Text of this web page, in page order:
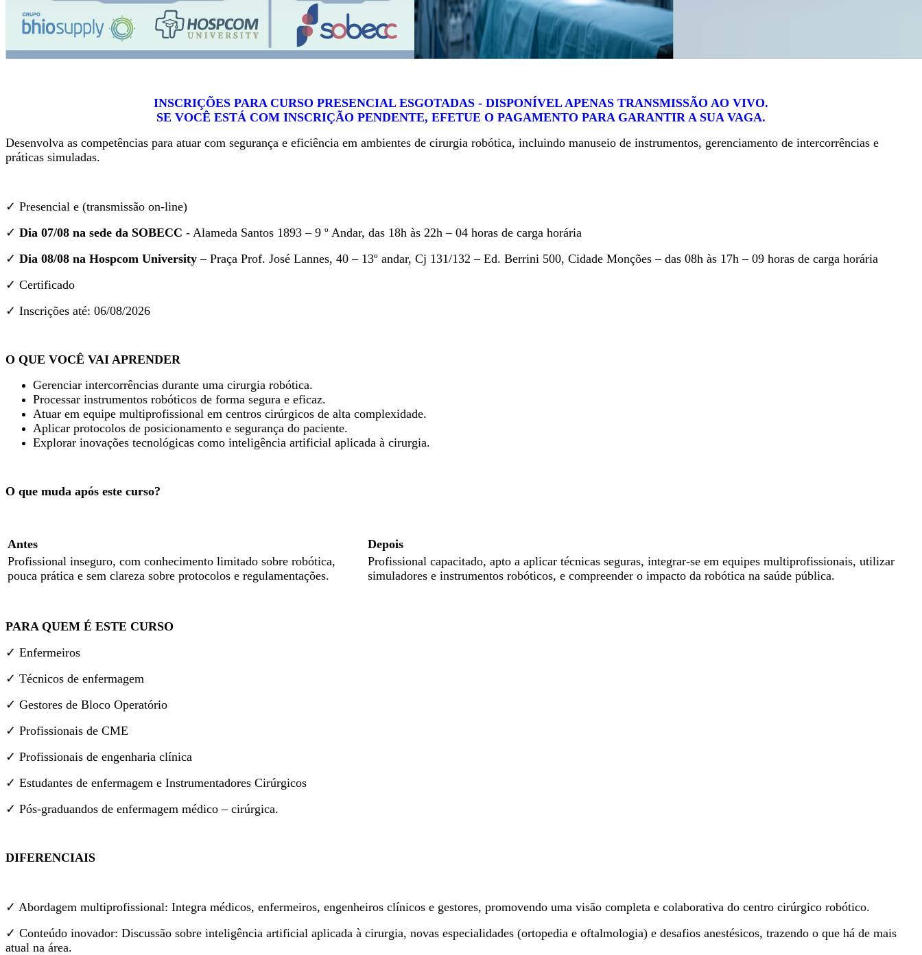
INSCRIÇÕES PARA CURSO PRESENCIAL ESGOTADAS - DISPONÍVEL APENAS TRANSMISSÃO AO VIVO.
SE VOCÊ ESTÁ COM INSCRIÇÃO PENDENTE, EFETUE O PAGAMENTO PARA GARANTIR A SUA VAGA.
Desenvolva as competências para atuar com segurança e eficiência em ambientes de cirurgia robótica, incluindo manuseio de instrumentos, gerenciamento de intercorrências e
práticas simuladas.
✓ Presencial e (transmissão on-line)
✓ Dia 07/08 na sede da SOBECC - Alameda Santos 1893 – 9 º Andar, das 18h às 22h – 04 horas de carga horária
✓ Dia 08/08 na Hospcom University – Praça Prof. José Lannes, 40 – 13º andar, Cj 131/132 – Ed. Berrini 500, Cidade Monções – das 08h às 17h – 09 horas de carga horária
✓ Certificado
✓ Inscrições até: 06/08/2026
O QUE VOCÊ VAI APRENDER
Gerenciar intercorrências durante uma cirurgia robótica.
Processar instrumentos robóticos de forma segura e eficaz.
Atuar em equipe multiprofissional em centros cirúrgicos de alta complexidade.
Aplicar protocolos de posicionamento e segurança do paciente.
Explorar inovações tecnológicas como inteligência artificial aplicada à cirurgia.
O que muda após este curso?
Antes
Depois
Profissional inseguro, com conhecimento limitado sobre robótica,
pouca prática e sem clareza sobre protocolos e regulamentações.
Profissional capacitado, apto a aplicar técnicas seguras, integrar-se em equipes multiprofissionais, utilizar
simuladores e instrumentos robóticos, e compreender o impacto da robótica na saúde pública.
PARA QUEM É ESTE CURSO
✓ Enfermeiros
✓ Técnicos de enfermagem
✓ Gestores de Bloco Operatório
✓ Profissionais de CME
✓ Profissionais de engenharia clínica
✓ Estudantes de enfermagem e Instrumentadores Cirúrgicos
✓ Pós-graduandos de enfermagem médico – cirúrgica.
DIFERENCIAIS
✓ Abordagem multiprofissional: Integra médicos, enfermeiros, engenheiros clínicos e gestores, promovendo uma visão completa e colaborativa do centro cirúrgico robótico.
✓ Conteúdo inovador: Discussão sobre inteligência artificial aplicada à cirurgia, novas especialidades (ortopedia e oftalmologia) e desafios anestésicos, trazendo o que há de mais
atual na área.